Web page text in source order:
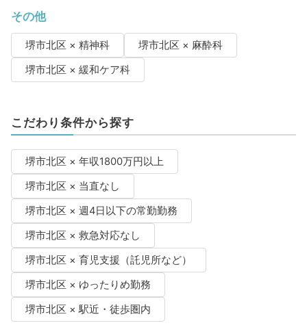
その他
堺市北区 × 精神科
堺市北区 × 麻酔科
堺市北区 × 緩和ケア科
こだわり条件から探す
堺市北区 × 年収1800万円以上
堺市北区 × 当直なし
堺市北区 × 週4日以下の常勤勤務
堺市北区 × 救急対応なし
堺市北区 × 育児支援（託児所など）
堺市北区 × ゆったりめ勤務
堺市北区 × 駅近・徒歩圏内